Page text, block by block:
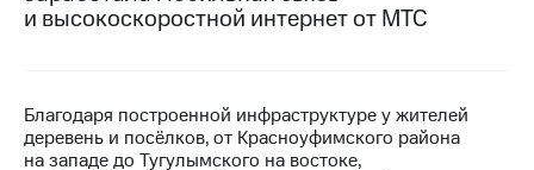
отчетность
Контакты
и высокоскоростной интернет от МТС
Благодаря построенной инфраструктуре у жителей
деревень и посёлков, от Красноуфимского района
на западе до Тугулымского на востоке,